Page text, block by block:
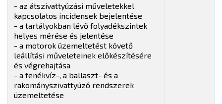
- az átszivattyúzási műveletekkel
kapcsolatos incidensek bejelentése
- a tartályokban lévő folyadékszintek
helyes mérése és jelentése
- a motorok üzemeltetést követő
leállítási műveleteinek előkészítésére
és végrehajtása
- a fenékvíz-, a ballaszt- és a
rakományszivattyúzó rendszerek
üzemeltetése